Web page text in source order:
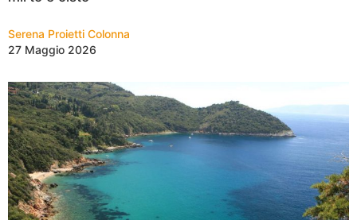
Serena Proietti Colonna
27 Maggio 2026